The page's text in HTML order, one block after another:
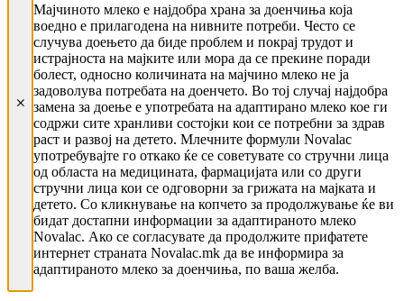
Мајчиното млеко е најдобра храна за доенчиња која
воедно е прилагодена на нивните потреби. Често се
случува доењето да биде проблем и покрај трудот и
истрајноста на мајките или мора да се прекине поради
болест, односно количината на мајчино млеко не ја
задоволува потребата на доенчето. Во тој случај најдобра
замена за доење е употребата на адаптирано млеко кое ги
содржи сите хранливи состојки кои се потребни за здрав
раст и развој на детето. Млечните формули Novalac
употребувајте го откако ќе се советувате со стручни лица
од областа на медицината, фармацијата или со други
стручни лица кои се одговорни за грижата на мајката и
детето. Со кликнување на копчето за продолжување ќе ви
бидат достапни информации за адаптираното млеко
Novalac. Ако се согласувате да продолжите прифатете
интернет страната Novalac.mk да ве информира за
адаптираното млеко за доенчиња, по ваша желба.